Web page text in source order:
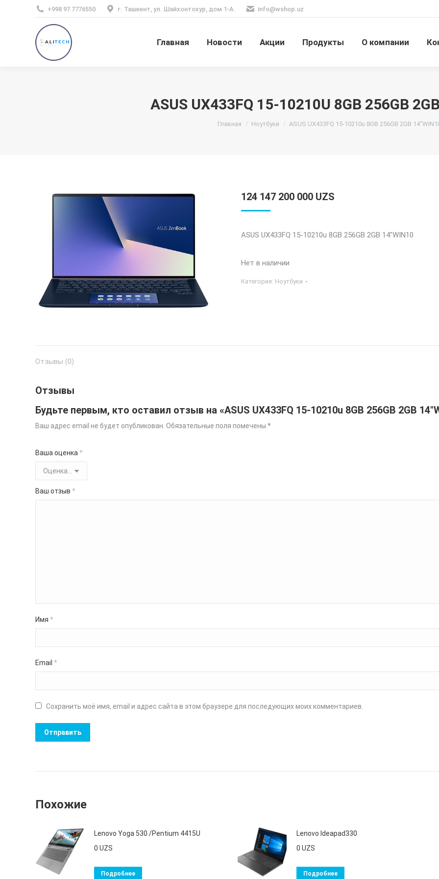
+998 97 7776550 г. Ташкент, ул. Шайхонтохур, дом 1-А. info@wshop.uz
Главная Новости Акции Продукты О компании
ASUS UX433FQ 15-10210U 8GB 256GB
Вы здесь:
Главная Ноутбуки ASUS UX433FQ 15-10210u 8GB 256GB 2GB
124 147 200 000 UZS
ASUS UX433FQ 15-10210u 8GB 256GB 2GB 14″WIN10
Нет в наличии
Категория: Ноутбуки
Отзывы (0)
Отзывы
Будьте первым, кто оставил отзыв на «ASUS UX433FQ 15-10210u 8GB 256GB 2GB
Ваш адрес email не будет опубликован. Обязательные поля помечены *
Ваша оценка*
Ваш отзыв *
Имя *
Email *
Сохранить моё имя, email и адрес сайта в этом браузере для последующих моих комментариев.
Похожие
Lenovo Yoga 530 /Pentium 4415U
0 UZS
Подробнее
Lenovo Ideapad330
0 UZS
Подробнее